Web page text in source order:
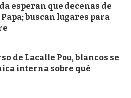
esperan que decenas de
buscan lugares para
de Lacalle Pou, blancos se
interna sobre qué